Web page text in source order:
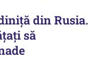
din Rusia.
să